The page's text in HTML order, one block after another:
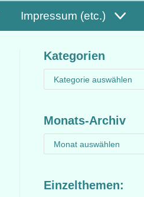
Impressum (etc.)
Kategorien
Monats-Archiv
Einzelthemen: